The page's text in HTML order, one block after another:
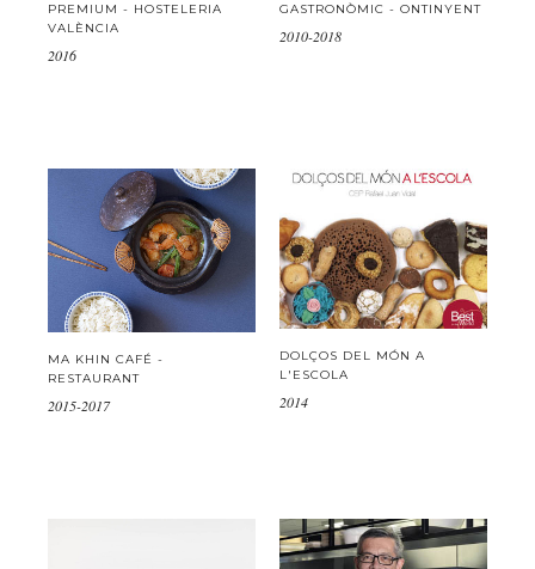
PREMIUM - HOSTELERIA
VALÈNCIA
2016
GASTRONÒMIC - ONTINYENT
2010-2018
MA KHIN CAFÉ -
RESTAURANT
2015-2017
DOLÇOS DEL MÓN A
L'ESCOLA
2014